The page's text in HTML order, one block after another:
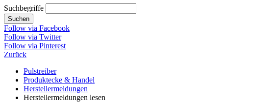
Suchbegriffe
Suchen
Follow via Facebook
Follow via Twitter
Follow via Pinterest
Zurück
Pulstreiber
Produktecke & Handel
Herstellermeldungen
Herstellermeldungen lesen